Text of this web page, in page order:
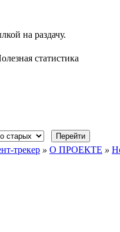
на раздачу.
статистика
трекер » О ПРОЕКТЕ »